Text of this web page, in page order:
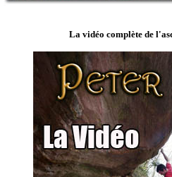
La vidéo complète de